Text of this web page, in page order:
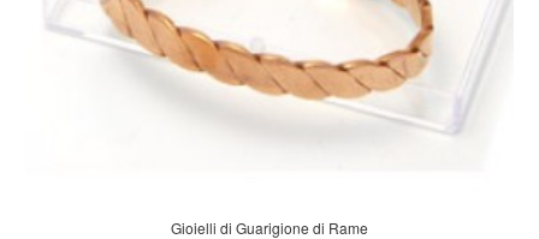
Gioielli di Guarigione di Rame